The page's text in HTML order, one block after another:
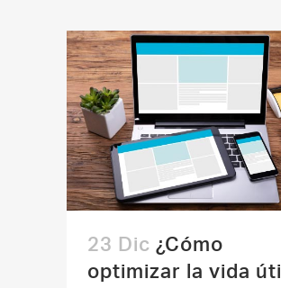
23 Dic ¿Cómo
optimizar la vida útil